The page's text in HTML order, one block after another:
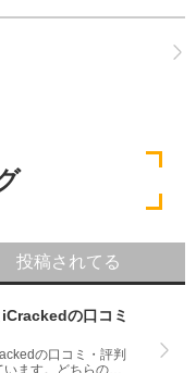
投稿されてる
の口コミ
の口コミ・評判
ます。どちらのサ